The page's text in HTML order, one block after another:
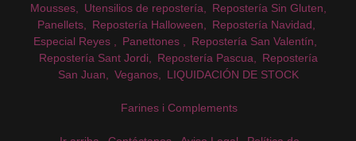
Mousses
Utensilios de repostería
Repostería Sin Gluten
Panellets
Repostería Halloween
Repostería Navidad
Especial Reyes
Panettones
Repostería San Valentín
Repostería Sant Jordi
Repostería Pascua
Repostería
San Juan
Veganos LIQUIDACIÓN DE STOCK
Farines i Complements